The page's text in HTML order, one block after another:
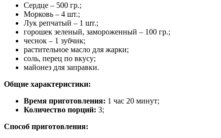
Сердце – 500 гр.;
Морковь – 4 шт.;
Лук репчатый – 1 шт.;
горошек зеленый, замороженный – 100 гр.;
чеснок – 1 зубчик;
растительное масло для жарки;
соль, перец по вкусу;
майонез для заправки.
Общие характеристики:
Время приготовления: 1 час 20 минут;
Количество порций: 3;
Способ приготовления: